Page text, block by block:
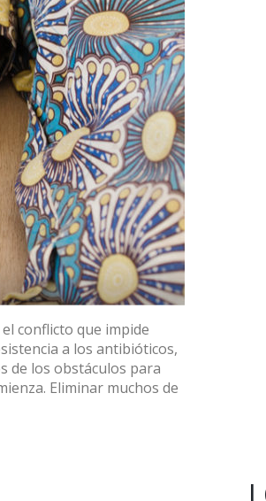
conflicto que impide
a los antibióticos,
de los obstáculos para
Eliminar muchos de